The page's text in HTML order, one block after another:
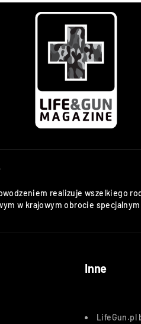
realizuje wszelkiego
w krajowym obrocie
Inne
LifeGun.pl